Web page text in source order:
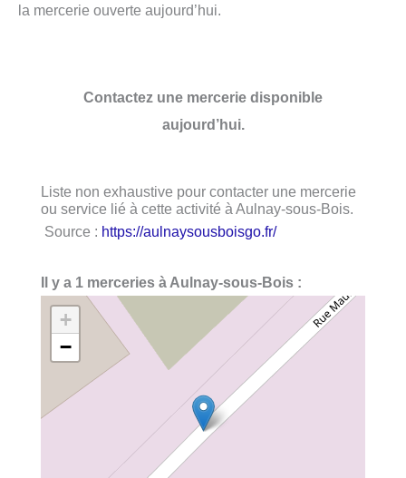
la mercerie ouverte aujourd’hui.
Contactez une mercerie disponible
aujourd’hui.
Liste non exhaustive pour contacter une mercerie
ou service lié à cette activité à Aulnay-sous-Bois.
Source : https://aulnaysousboisgo.fr/
Il y a 1 merceries à Aulnay-sous-Bois :
+
−